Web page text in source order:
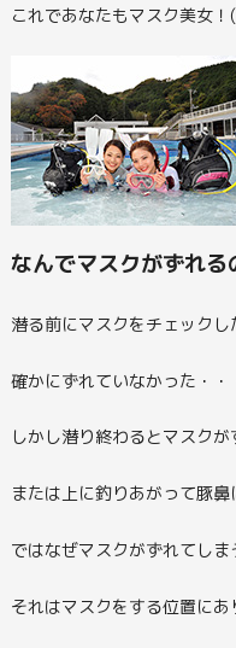
これであなたもマスク美女！
なんでマスクがずれる
潜る前にマスクをチェックし
確かにずれていなかった・・
しかし潜り終わるとマスクが
または上に釣りあがって豚鼻
ではなぜマスクがずれてしま
それはマスクをする位置にあ